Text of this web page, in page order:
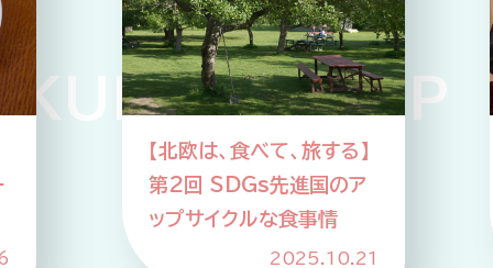
PICKUP
【北欧は、食べて、旅する】
第2回 SDGs先進国のア
ップサイクルな食事情
2025.10.21